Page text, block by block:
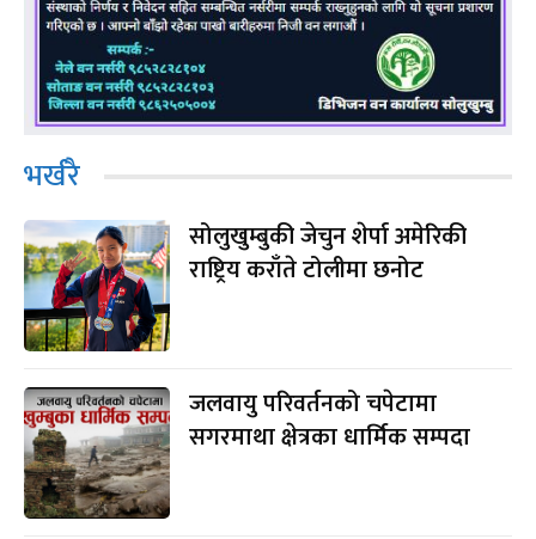
भर्खरै
सोलुखुम्बुकी जेचुन शेर्पा अमेरिकी
राष्ट्रिय कराँते टोलीमा छनोट
जलवायु परिवर्तनको चपेटामा
सगरमाथा क्षेत्रका धार्मिक सम्पदा